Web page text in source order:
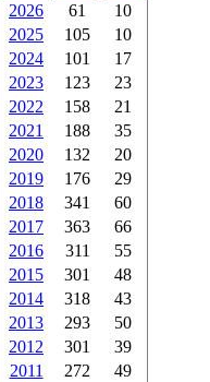
2026
61
10
2025
105
10
2024
101
17
2023
123
23
2022
158
21
2021
188
35
2020
132
20
2019
176
29
2018
341
60
2017
363
66
2016
311
55
2015
301
48
2014
318
43
2013
293
50
2012
301
39
2011
272
49